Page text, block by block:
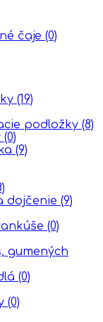
čaje (0)
(19)
podložky (8)
(0)
(9)
dojčenie (9)
(0)
gumených
(0)
(0)